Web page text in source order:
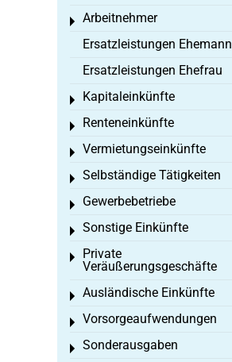
Arbeitnehmer
Toggle menu
Ersatzleistungen Ehemann
Ersatzleistungen Ehefrau
Kapitaleinkünfte
Toggle menu
Renteneinkünfte
Toggle menu
Vermietungseinkünfte
Toggle menu
Selbständige Tätigkeiten
Toggle menu
Gewerbebetriebe
Toggle menu
Sonstige Einkünfte
Toggle menu
Private
Veräußerungsgeschäfte
Toggle menu
Ausländische Einkünfte
Toggle menu
Vorsorgeaufwendungen
Toggle menu
Sonderausgaben
Toggle menu